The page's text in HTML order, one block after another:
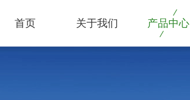
首页 关于我们 产品中心